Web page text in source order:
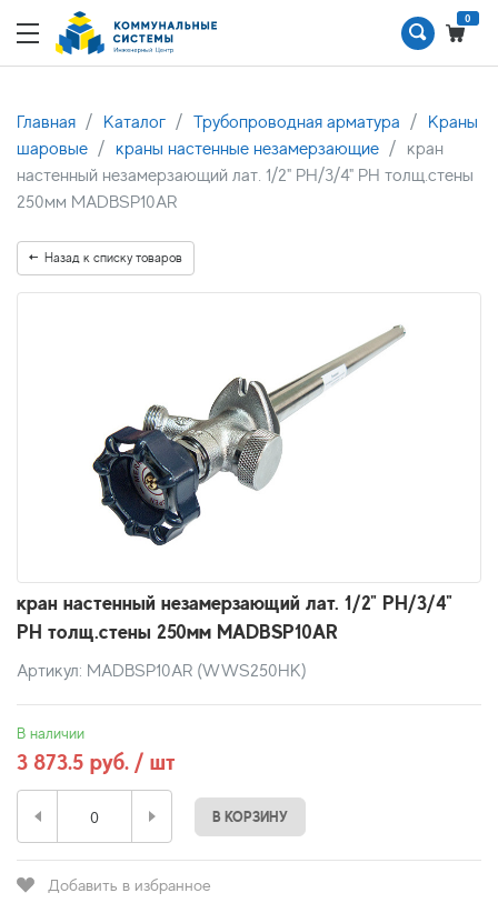
0
Главная Каталог Трубопроводная арматура
Краны
шаровые
краны настенные незамерзающие
кран
настенный незамерзающий лат. 1/2" РН/3/4" РН толщ.стены
250мм MADBSP10AR
Назад к списку товаров
кран настенный незамерзающий лат. 1/2" РН/3/4"
РН толщ.стены 250мм MADBSP10AR
Артикул: MADBSP10AR (WWS250HK)
В наличии
3 873.5 руб. / шт
В КОРЗИНУ
Добавить в избранное